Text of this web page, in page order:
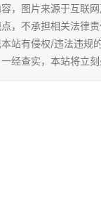
，图片来源于互联
，不承担相关法律
站有侵权/违法违规
经查实，本站将立刻